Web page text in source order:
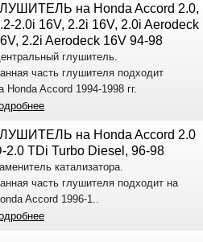
на Honda Accord 2.0,
2.0i 16V, 2.2i 16V, 2.0i Aerodeck
2.2i Aerodeck 16V 94-98
глушитель.
часть глушителя подходит
Honda Accord 1994-1998 гг.
на Honda Accord 2.0
2.0 TDi Turbo Diesel, 96-98
катализатора.
часть глушителя подходит на
Accord 1996-1..